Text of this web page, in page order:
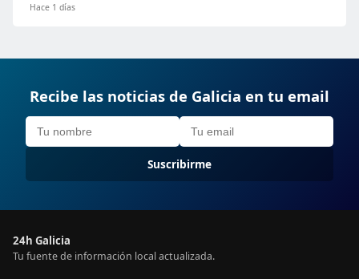
Hace 1 días
Recibe las noticias de Galicia en tu email
Suscribirme
24h Galicia
Tu fuente de información local actualizada.